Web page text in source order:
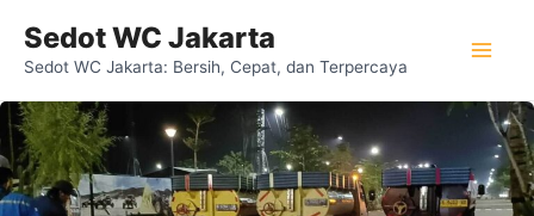
Sedot WC Jakarta
Sedot WC Jakarta: Bersih, Cepat, dan Terpercaya